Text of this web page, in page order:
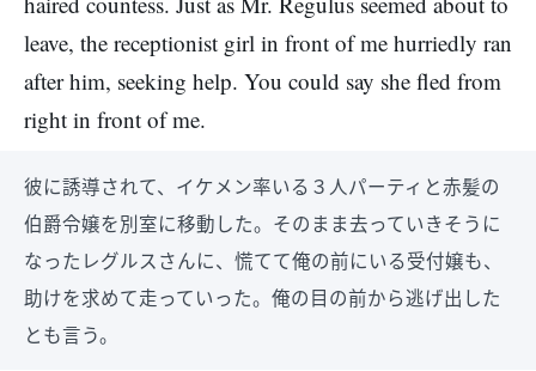
leave, the receptionist girl in front of me hurriedly ran
after him, seeking help. You could say she fled from
right in front of me.
彼に誘導されて、イケメン率いる３人パーティと赤髪の
伯爵令嬢を別室に移動した。そのまま去っていきそうに
なったレグルスさんに、慌てて俺の前にいる受付嬢も、
助けを求めて走っていった。俺の目の前から逃げ出した
とも言う。